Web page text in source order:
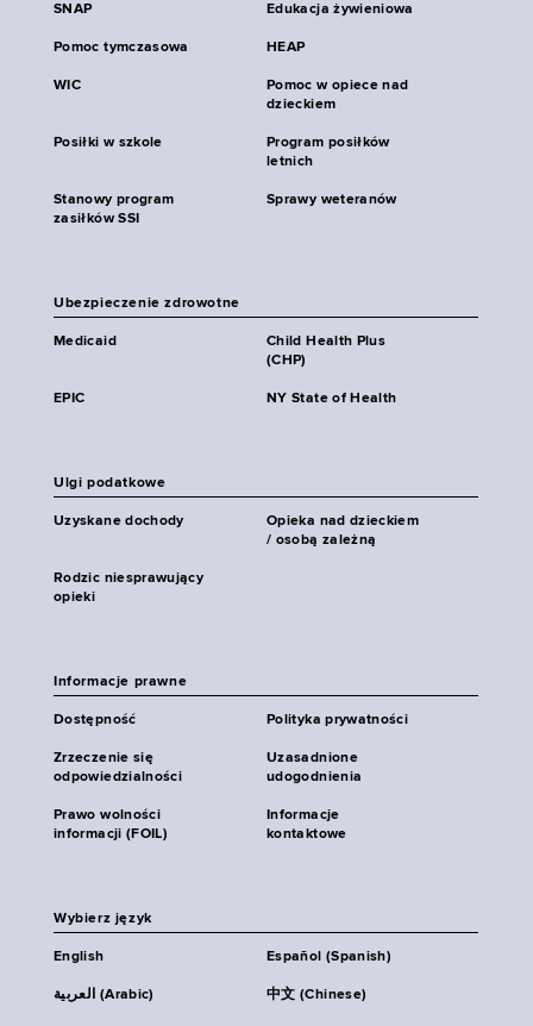
SNAP Edukacja żywieniowa
Pomoc tymczasowa HEAP
WIC
Pomoc w opiece nad
dzieckiem
Posiłki w szkole
Program posiłków
letnich
Stanowy program
zasiłków SSI
Sprawy weteranów
Ubezpieczenie zdrowotne
Medicaid
Child Health Plus
(CHP)
EPIC NY State of Health
Ulgi podatkowe
Uzyskane dochody
Opieka nad dzieckiem
/ osobą zależną
Rodzic niesprawujący
opieki
Informacje prawne
Dostępność Polityka prywatności
Zrzeczenie się
odpowiedzialności
Uzasadnione
udogodnienia
Prawo wolności
informacji (FOIL)
Informacje
kontaktowe
Wybierz język
English Español (Spanish)
العربية (Arabic) 中文 (Chinese)